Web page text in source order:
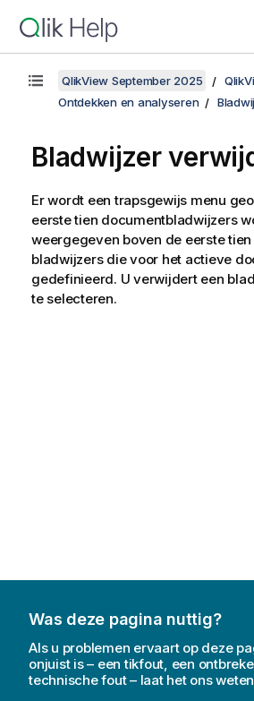
QlikView September 2025
Ontdekken en analyseren
Bladwijzer
Er wordt een trapsgewijs menu
eerste tien documentbladwijzers
weergegeven boven de eerste
bladwijzers die voor het actieve
gedefinieerd. U verwijdert een
te selecteren.
Was deze pagina nuttig?
Als u problemen ervaart op deze
onjuist is – een tikfout, een
technische fout – laat het ons